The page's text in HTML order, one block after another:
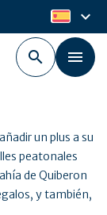
es
keyboard_arrow_down
un plus a su
peatonales
de Quiberon
y también,